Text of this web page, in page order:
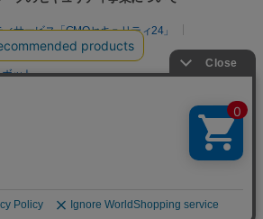
サービス「GMOセキュリティ24」
サイトリスク診断
ット
Security）